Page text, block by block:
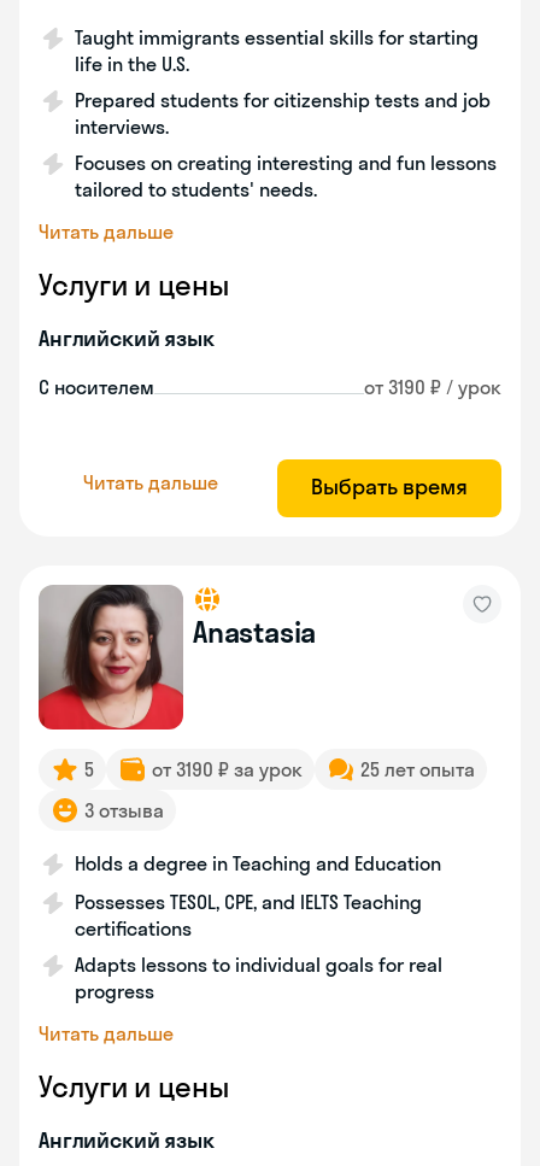
Taught immigrants essential skills for starting
life in the U.S.
Prepared students for citizenship tests and job
interviews.
Focuses on creating interesting and fun lessons
tailored to students' needs.
Читать дальше
Услуги и цены
Английский язык
С носителем от 3190 ₽ / урок
Читать дальше Выбрать время
Anastasia
5 от 3190 ₽ за урок
25 лет опыта
3 отзыва
Holds a degree in Teaching and Education
Possesses TESOL, CPE, and IELTS Teaching
certifications
Adapts lessons to individual goals for real
progress
Читать дальше
Услуги и цены
Английский язык